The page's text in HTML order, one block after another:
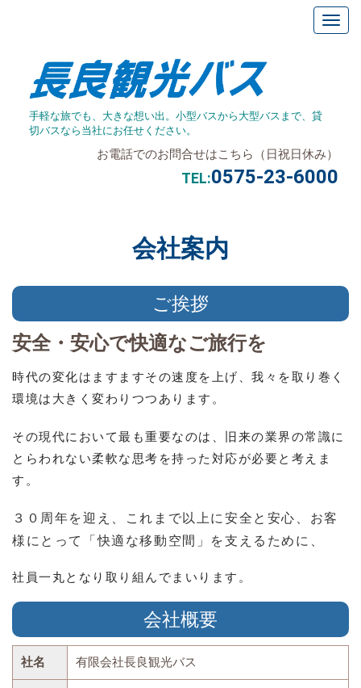
手軽な旅でも、大きな想い出。小型バスから大型バスまで、貸
切バスなら当社にお任せください。
お電話でのお問合せはこちら（日祝日休み）
TEL:0575-23-6000
会社案内
ご挨拶
安全・安心で快適なご旅行を
時代の変化はますますその速度を上げ、我々を取り巻く
環境は大きく変わりつつあります。
その現代において最も重要なのは、旧来の業界の常識に
とらわれない柔軟な思考を持った対応が必要と考えま
す。
３０周年を迎え、これまで以上に安全と安心、お客
様にとって 「快適な移動空間」を支えるために、
社員一丸となり取り組んでまいります。
会社概要
社名 有限会社長良観光バス